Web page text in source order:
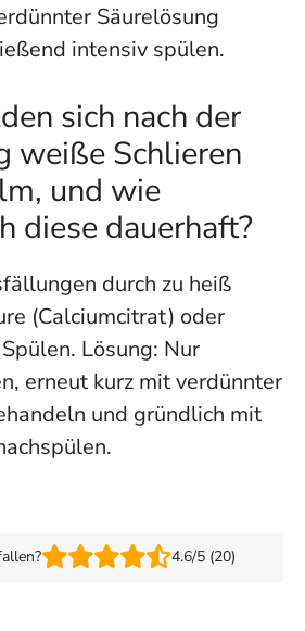
Säurelösung
intensiv spülen.
sich nach der
weiße Schlieren
und wie
diese dauerhaft?
durch zu heiß
(Calciumcitrat) oder
Lösung: Nur
erneut kurz mit verdünnter
und gründlich mit
4.6/5 (20)